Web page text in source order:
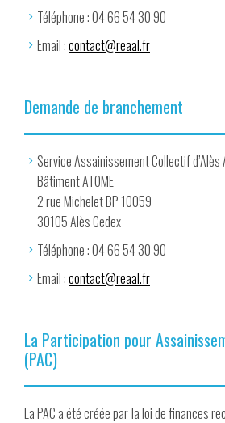
Téléphone : 04 66 54 30 90
Email :contact@reaal.fr
Demande de branchement
Service Assainissement Collectif
Bâtiment ATOME
2 rue Michelet BP 10059
30105 Alès Cedex
Téléphone : 04 66 54 30 90
Email :contact@reaal.fr
La Participation pour
(PAC)
La PAC a été créée par la loi de finances